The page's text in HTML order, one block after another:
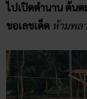
ไปเปิดตำนาน ต้นต
ขอเลขเด็ด ห้ามพล